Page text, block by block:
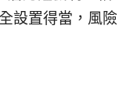
設置得當，風險